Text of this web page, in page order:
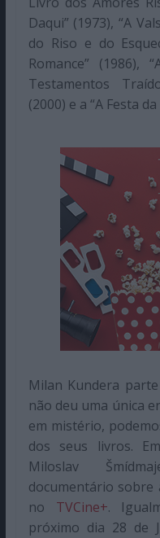
Daqui” (1973), “A
do Riso e do
Romance” (1986),
Testamentos
(2000) e a “A Festa
Milan Kundera
não deu uma única
em mistério,
dos seus livros.
Miloslav
documentário sobre
no TVCine+.
próximo dia 28 de